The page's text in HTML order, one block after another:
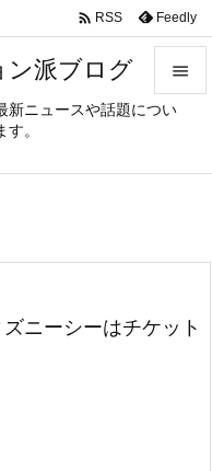
ン派ブログ
新ニュースや話題につい
。




 RSS Feedly
ニーシーはチケット